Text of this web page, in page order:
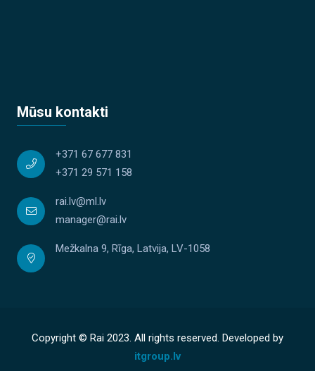
Mūsu kontakti
+371 67 677 831
+371 29 571 158
rai.lv@ml.lv
manager@rai.lv
Mežkalna 9, Rīga, Latvija, LV-1058
Copyright © Rai 2023. All rights reserved. Developed by
itgroup.lv